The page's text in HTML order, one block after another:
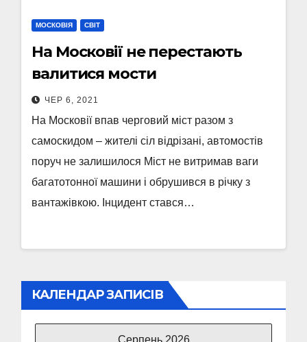
МОСКОВІЯ СВІТ
На Московії не перестають
валитися мости
ЧЕР 6, 2021
На Московії впав черговий міст разом з
самоскидом – жителі сіл відрізані, автомостів
поруч не залишилося Міст не витримав ваги
багатотонної машини і обрушився в річку з
вантажівкою. Інцидент стався…
КАЛЕНДАР ЗАПИСІВ
Серпень 2026